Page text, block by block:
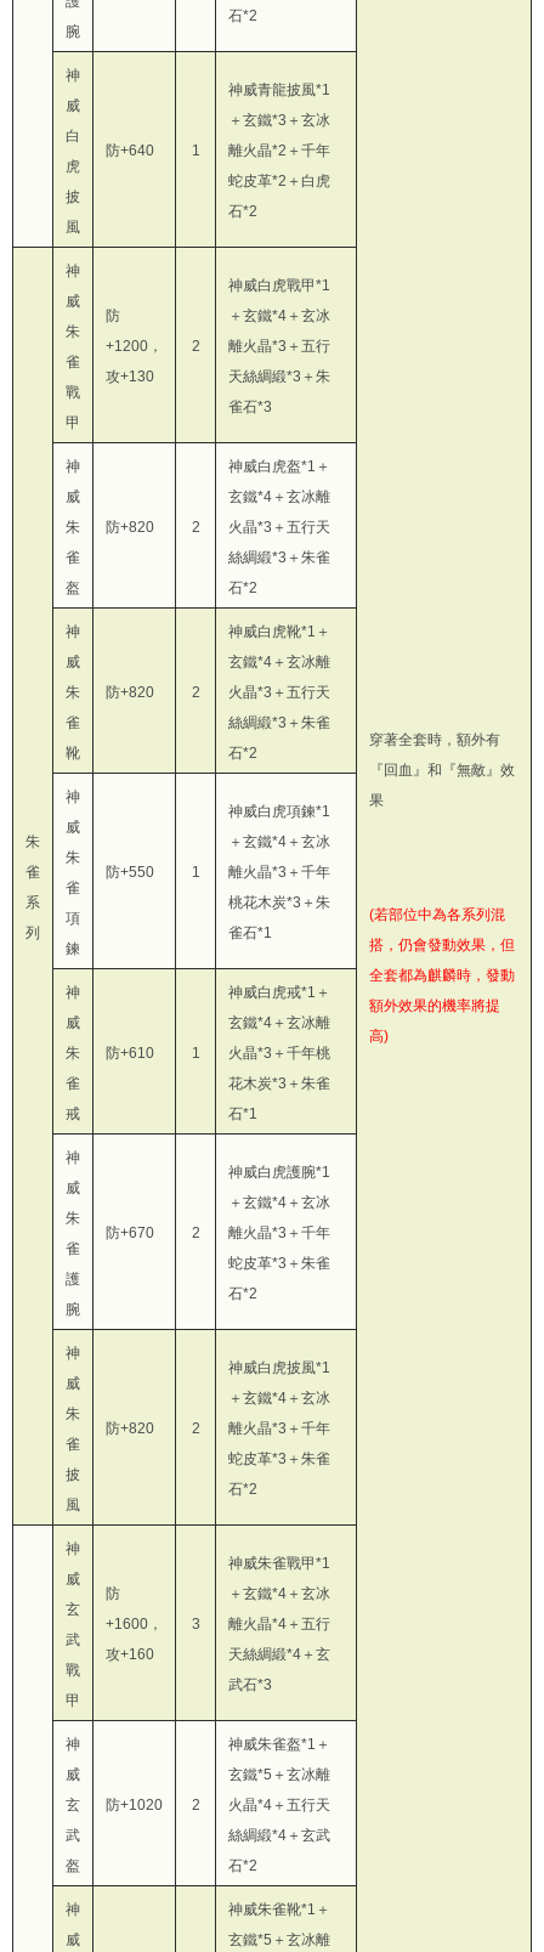
穿著全套時，額外有
『回血』和『無敵』效
果
(若部位中為各系列混
搭，仍會發動效果，但
全套都為麒麟時，發動
額外效果的機率將提
高)
腕
石*2
神
威
白
虎
披
風
防+640 1
神威青龍披風*1
＋玄鐵*3＋玄冰
離火晶*2＋千年
蛇皮革*2＋白虎
石*2
朱
雀
系
列
神
威
朱
雀
戰
甲
防
+1200，
攻+130
2
神威白虎戰甲*1
＋玄鐵*4＋玄冰
離火晶*3＋五行
天絲綢緞*3＋朱
雀石*3
神
威
朱
雀
盔
防+820 2
神威白虎盔*1＋
玄鐵*4＋玄冰離
火晶*3＋五行天
絲綢緞*3＋朱雀
石*2
神
威
朱
雀
靴
防+820 2
神威白虎靴*1＋
玄鐵*4＋玄冰離
火晶*3＋五行天
絲綢緞*3＋朱雀
石*2
神
威
朱
雀
項
鍊
防+550 1
神威白虎項鍊*1
＋玄鐵*4＋玄冰
離火晶*3＋千年
桃花木炭*3＋朱
雀石*1
神
威
朱
雀
戒
防+610 1
神威白虎戒*1＋
玄鐵*4＋玄冰離
火晶*3＋千年桃
花木炭*3＋朱雀
石*1
神
威
朱
雀
護
腕
防+670 2
神威白虎護腕*1
＋玄鐵*4＋玄冰
離火晶*3＋千年
蛇皮革*3＋朱雀
石*2
神
威
朱
雀
披
風
防+820 2
神威白虎披風*1
＋玄鐵*4＋玄冰
離火晶*3＋千年
蛇皮革*3＋朱雀
石*2
神
威
玄
武
戰
甲
防
+1600，
攻+160
3
神威朱雀戰甲*1
＋玄鐵*4＋玄冰
離火晶*4＋五行
天絲綢緞*4＋玄
武石*3
神
威
玄
武
盔
防+1020 2
神威朱雀盔*1＋
玄鐵*5＋玄冰離
火晶*4＋五行天
絲綢緞*4＋玄武
石*2
神
威
神威朱雀靴*1＋
玄鐵*5＋玄冰離